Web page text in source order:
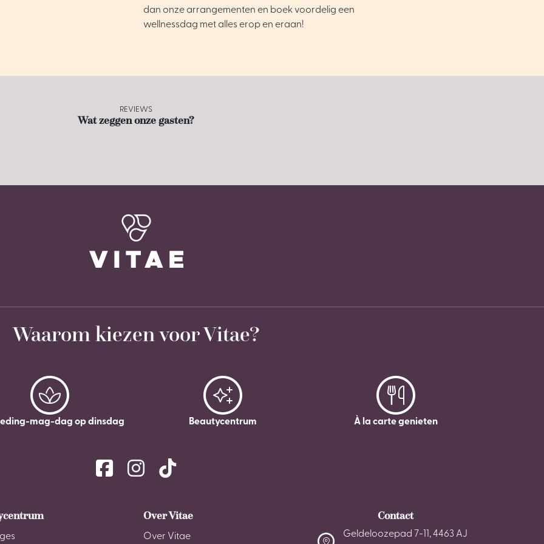
dan onze arrangementen en boek voordelig een
wellnessdag met alles erop en eraan!
REVIEWS
Wat zeggen onze gasten?
Waarom kiezen voor Vitae?
mag-dag op dinsdag Beautycentrum À la carte genieten
Over Vitae
Over Vitae
Contact
Geldeloozepad 7-11, 4463 AJ